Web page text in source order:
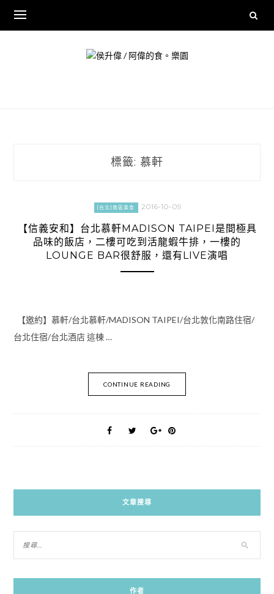
content
標籤: 慕軒
[台北]南區美食 2016-10-09
【信義安和】台北慕軒MADISON TAIPEI是間極具
品味的飯店，二樓可吃到活龍蝦牛排，一樓的
LOUNGE BAR很舒服，還有LIVE演唱
【邀約】慕軒/台北慕軒/MADISON TAIPEI/台北敦化南路住宿/
台北住宿/台北酒店 這棟 …
CONTINUE READING
文章搜尋
作者